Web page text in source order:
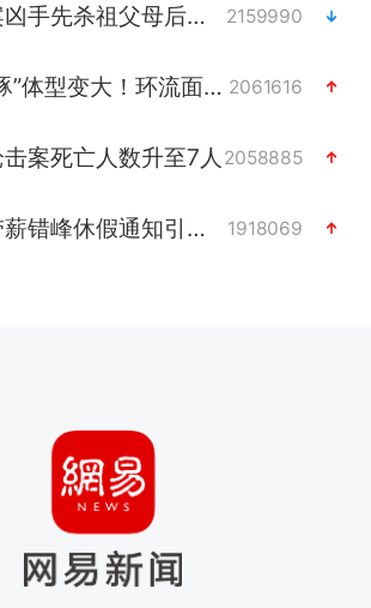
泰国枪击案凶手先杀祖父母后行凶 2159990
台风“白海豚”体型变大！环流面积接近13个浙江那么大 2061616
案死亡人数升至7人 2058885
河南回应带薪错峰休假通知引争议 1918069